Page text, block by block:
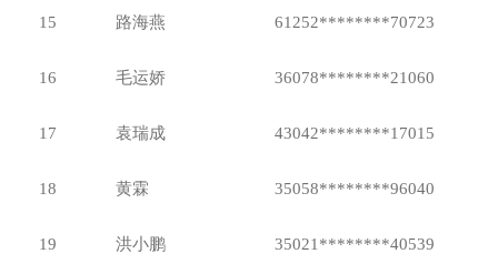
15 路海燕 61252********70723
16 毛运娇 36078********21060
17 袁瑞成 43042********17015
18 黄霖 35058********96040
19 洪小鹏 35021********40539